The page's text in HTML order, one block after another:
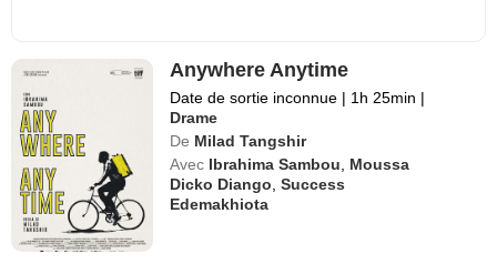
Anywhere Anytime
Date de sortie inconnue | 1h 25min |
Drame
De Milad Tangshir
Avec Ibrahima Sambou
Moussa
Dicko Diango ,Success
Edemakhiota